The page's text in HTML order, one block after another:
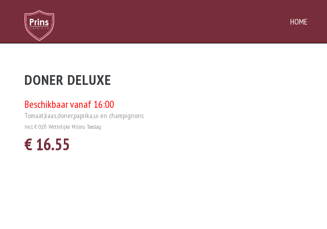
HOME
DONER DELUXE
Beschikbaar vanaf 16:00
Tomaat,kaas,doner,paprika,ui en champignons
Incl. € 0,05 Wettelijke Milieu Toeslag
€ 16.55